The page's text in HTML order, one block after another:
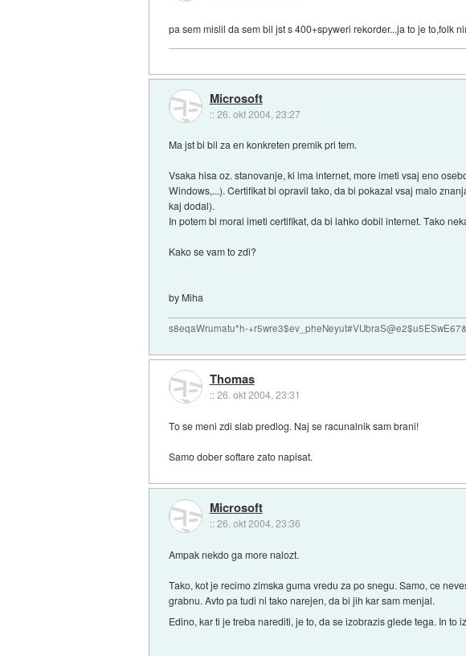
pa sem mislil da sem bil jst s 400+spyweri rekorder...ja to je to,folk
Microsoft
::26. okt 2004, 23:27
Ma jst bi bil za en konkreten premik pri tem.
Vsaka hisa oz. stanovanje, ki ima internet, more imeti vsaj eno
Windows,...). Certifikat bi opravil tako, da bi pokazal vsaj malo
kaj dodal).
In potem bi moral imeti certifikat, da bi lahko dobil internet. Tako
Kako se vam to zdi?
by Miha
s8eqaWrumatu*h-
Thomas
::26. okt 2004, 23:31
To se meni zdi slab predlog. Naj se racunalnik sam brani!
Samo dober softare zato napisat.
Microsoft
::26. okt 2004, 23:36
Ampak nekdo ga more nalozt.
Tako, kot je recimo zimska guma vredu za po snegu. Samo, ce
grabnu. Avto pa tudi ni tako narejen, da bi jih kar sam menjal.
Edino, kar ti je treba narediti, je to, da se izobrazis glede tega. In to